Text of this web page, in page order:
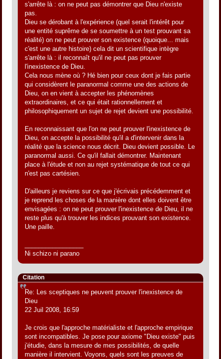
s'arrête là : on ne peut pas démontrer que Dieu n'existe
pas.
Dieu se dérobant à l'expérience (quel serait l'intérêt pour
une entité suprême de se soumettre à un test prouvant sa
réalité) on ne peut prouver son existence (quoique... mais
c'est une autre histoire) cela dit un scientifique intègre
s'arrête là : il reconnaît qu'il ne peut pas prouver
l'inexistence de Dieu.
Cela nous mène où ? Hé bien pour ceux dont je fais partie
qui considèrent le paranormal comme une des actions de
Dieu, on en vient à accepter les phénomènes
extraordinaires, et ce qui était rationnellement et
philosophiquement un sujet de rejet devient une possibilité.
En reconnaissant que l'on ne peut prouver l'inexistence de
Dieu, on accepte la possibilité qu'il a d'intervenir dans la
réalité que la science nous décrit. Dieu devient possible. Le
paranormal aussi. Ce qu'il fallait démontrer. Maintenant
place à l'étude et non au rejet systématique de tout ce qui
n'est pas cartésien.
D'ailleurs je reviens sur ce que j'écrivais précédemment et
je reprend les choses de la manière dont elles doivent être
envisagées : on ne peut prouver l'inexistence de Dieu, il ne
reste plus qu'à trouver les indices prouvant son existence.
Une paille.
Ni schizo ni parano
Citation
Re: Les sceptiques ne peuvent prouver l'inexistence de
Dieu
22 Juil 2008, 16:59
Je crois que l'approche matérialiste et l'approche empirique
sont incompatibles. Je pose pour axiome "Dieu existe" puis
j'étudie, dans la mesure de mes possibilités, de quelle
manière il intervient. Voyons, quels sont les preuves de